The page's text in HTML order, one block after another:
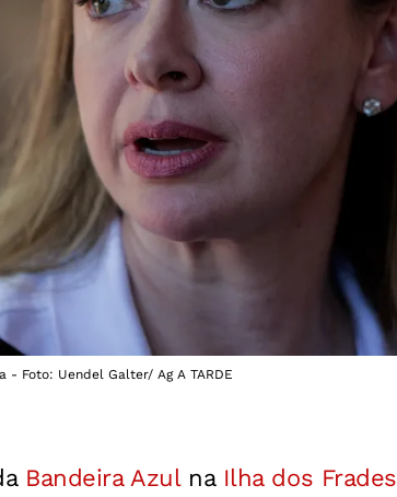
- Foto: Uendel Galter/ Ag A TARDE
Bandeira Azulna Ilha dos Frades